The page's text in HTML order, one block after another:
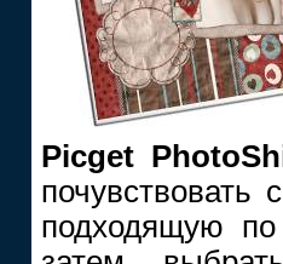
Picget
почувствовать
подходящую